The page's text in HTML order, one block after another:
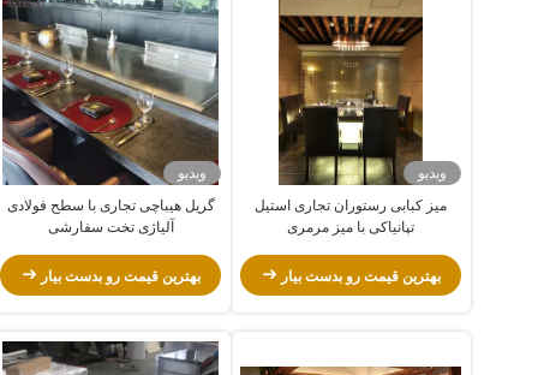
ویدیو
میز کبابی رستوران تجاری استیل
تپانیاکی با میز مرمری
بهترین قیمت رو بدست بیار
ویدیو
گریل هیباچی تجاری با سطح فولادی
آلیاژی تخت سفارشی
بهترین قیمت رو بدست بیار